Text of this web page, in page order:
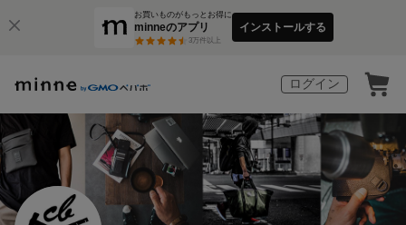
お買いものがもっとお得に
minneのアプリ
3万件以上
インストールする
ログイン